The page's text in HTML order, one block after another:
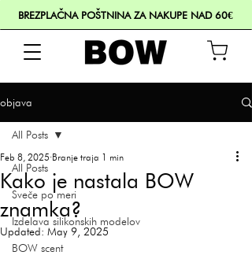
BREZPLAČNA POŠTNINA ZA NAKUPE NAD 60€
objava
All Posts
Sveče po meri
Izdelava silikonskih modelov
BOW scent
All Posts
Kako je nastala BOW
znamka?
Feb 8, 2025 Branje traja 1 min
Updated: May 9, 2025